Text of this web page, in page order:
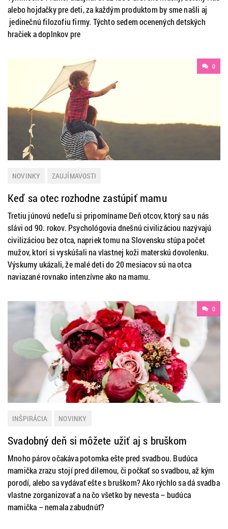
alebo hojdačky pre deti, za každým produktom by sme našli aj
jedinečnú filozofiu firmy. Týchto sedem ocenených detských
hračiek a doplnkov pre
0
NOVINKY ZAUJÍMAVOSTI
Keď sa otec rozhodne zastúpiť mamu
Tretiu júnovú nedeľu si pripomíname Deň otcov, ktorý sa u nás
slávi od 90. rokov. Psychológovia dnešnú civilizáciou nazývajú
civilizáciou bez otca, napriek tomu na Slovensku stúpa počet
mužov, ktorí si vyskúšali na vlastnej koži materskú dovolenku.
Výskumy ukázali, že malé deti do 20 mesiacov sú na otca
naviazané rovnako intenzívne ako na mamu.
0
INŠPIRÁCIA NOVINKY
Svadobný deň si môžete užiť aj s bruškom
Mnoho párov očakáva potomka ešte pred svadbou. Budúca
mamička zrazu stojí pred dilemou, či počkať so svadbou, až kým
porodí, alebo sa vydávať ešte s bruškom? Ako rýchlo sa dá svadba
vlastne zorganizovať a na čo všetko by nevesta – budúca
mamička – nemala zabudnúť?